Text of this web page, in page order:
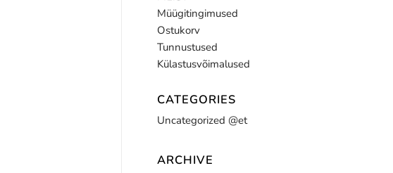
Müügitingimused
Ostukorv
Tunnustused
Külastusvõimalused
CATEGORIES
Uncategorized @et
ARCHIVE